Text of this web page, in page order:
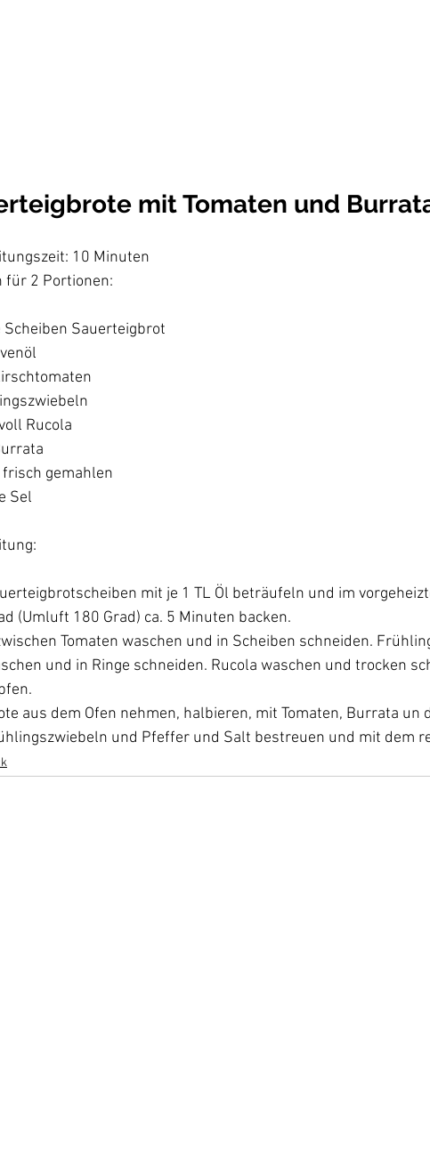
mit Tomaten und
10 Minuten
für 2 Portionen:
Scheiben Sauerteigbrot
Rucola
gemahlen
Sel
mit je 1 TL Öl beträufeln und im
(Umluft 180 Grad) ca. 5 Minuten backen.
Tomaten waschen und in Scheiben schneiden.
und in Ringe schneiden. Rucola waschen und trocken
aus dem Ofen nehmen, halbieren, mit Tomaten, Burrata un
und Pfeffer und Salt bestreuen und mit dem